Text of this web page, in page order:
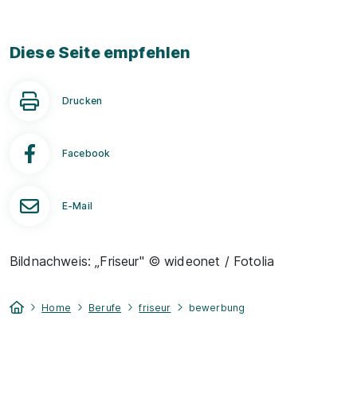
Diese Seite empfehlen
Drucken
Facebook
E-Mail
Bildnachweis: „Friseur" © wideonet / Fotolia
Home Berufe friseur bewerbung